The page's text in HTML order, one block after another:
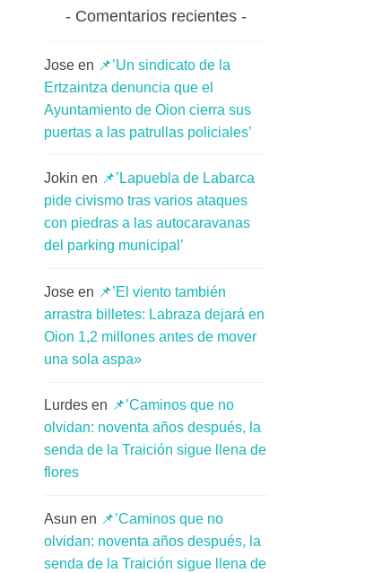
Comentarios recientes
Jose en 📌’Un sindicato de la
Ertzaintza denuncia que el
Ayuntamiento de Oion cierra sus
puertas a las patrullas policiales’
Jokin en 📌’Lapuebla de Labarca
pide civismo tras varios ataques
con piedras a las autocaravanas
del parking municipal’
Jose en 📌’El viento también
arrastra billetes: Labraza dejará en
Oion 1,2 millones antes de mover
una sola aspa»
Lurdes en 📌’Caminos que no
olvidan: noventa años después, la
senda de la Traición sigue llena de
flores
Asun en 📌’Caminos que no
olvidan: noventa años después, la
senda de la Traición sigue llena de